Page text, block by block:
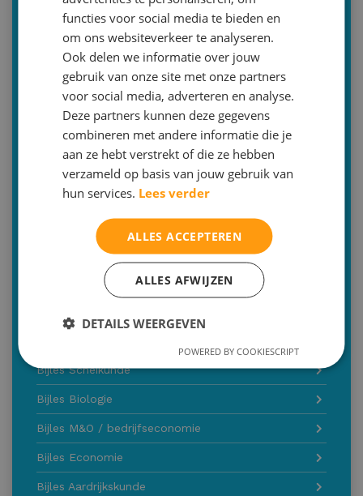
030-2293579 (optie 2)
info@malthastudiecoaching.nl
Inschrijven
Of bent u op zoek naar een andere bijles
Bijles Nederlands
Bijles Frans
Bijles Scheikunde
Bijles Biologie
Bijles M&O / bedrijfseconomie
Bijles Economie
Bijles Aardrijkskunde
functies voor social media te bieden en
om ons websiteverkeer te analyseren.
Ook delen we informatie over jouw
gebruik van onze site met onze partners
voor social media, adverteren en analyse.
Deze partners kunnen deze gegevens
combineren met andere informatie die je
aan ze hebt verstrekt of die ze hebben
verzameld op basis van jouw gebruik van
hun services. Lees verder
ALLES ACCEPTEREN
ALLES AFWIJZEN
DETAILS WEERGEVEN
POWERED BY COOKIESCRIPT